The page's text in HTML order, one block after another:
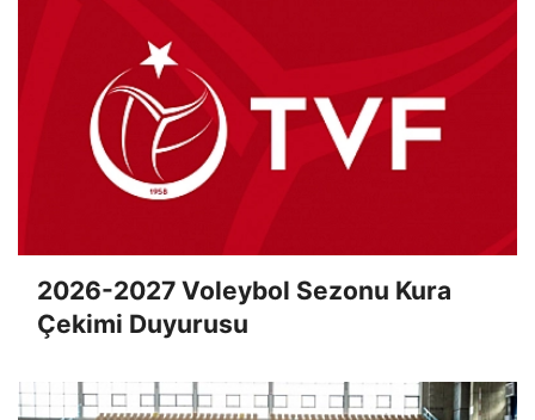
2026-2027 Voleybol Sezonu Kura
Çekimi Duyurusu